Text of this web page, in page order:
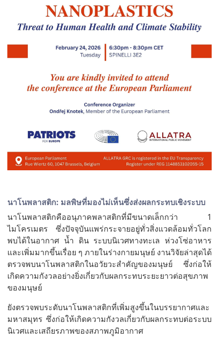
นาโนพลาสติก: มลพิษที่มองไม่เห็นซึ่งส่งผลกระทบเชิงระบบ
นาโนพลาสติกคืออนุภาคพลาสติกที่มีขนาดเล็กกว่า 1
ไมโครเมตร ซึ่งปัจจุบันแพร่กระจายอยู่ทั่วสิ่งแวดล้อมทั่วโลก
พบได้ในอากาศ น้ำ ดิน ระบบนิเวศทางทะเล ห่วงโซ่อาหาร
และเพิ่มมากขึ้นเรื่อย ๆ ภายในร่างกายมนุษย์ งานวิจัยล่าสุดได้
ตรวจพบนาโนพลาสติกในอวัยวะสำคัญของมนุษย์ ซึ่งก่อให้
เกิดความกังวลอย่างยิ่งเกี่ยวกับผลกระทบระยะยาวต่อสุขภาพ
ของมนุษย์
ยังตรวจพบระดับนาโนพลาสติกที่เพิ่มสูงขึ้นในบรรยากาศและ
มหาสมุทร ซึ่งก่อให้เกิดความกังวลเกี่ยวกับผลกระทบต่อระบบ
นิเวศและเสถียรภาพของสภาพภูมิอากาศ